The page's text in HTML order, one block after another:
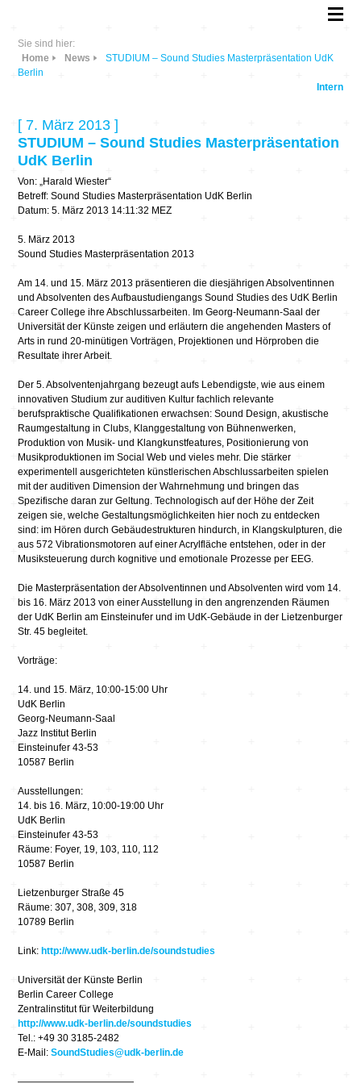
Sie sind hier:
Home
News
STUDIUM – Sound Studies Masterpräsentation UdK
Berlin
Intern
[ 7. März 2013 ]
STUDIUM – Sound Studies Masterpräsentation
UdK Berlin
Von: „Harald Wiester“
Betreff: Sound Studies Masterpräsentation UdK Berlin
Datum: 5. März 2013 14:11:32 MEZ
5. März 2013
Sound Studies Masterpräsentation 2013
Am 14. und 15. März 2013 präsentieren die diesjährigen Absolventinnen
und Absolventen des Aufbaustudiengangs Sound Studies des UdK Berlin
Career College ihre Abschlussarbeiten. Im Georg-Neumann-Saal der
Universität der Künste zeigen und erläutern die angehenden Masters of
Arts in rund 20-minütigen Vorträgen, Projektionen und Hörproben die
Resultate ihrer Arbeit.
Der 5. Absolventenjahrgang bezeugt aufs Lebendigste, wie aus einem
innovativen Studium zur auditiven Kultur fachlich relevante
berufspraktische Qualifikationen erwachsen: Sound Design, akustische
Raumgestaltung in Clubs, Klanggestaltung von Bühnenwerken,
Produktion von Musik- und Klangkunstfeatures, Positionierung von
Musikproduktionen im Social Web und vieles mehr. Die stärker
experimentell ausgerichteten künstlerischen Abschlussarbeiten spielen
mit der auditiven Dimension der Wahrnehmung und bringen das
Spezifische daran zur Geltung. Technologisch auf der Höhe der Zeit
zeigen sie, welche Gestaltungsmöglichkeiten hier noch zu entdecken
sind: im Hören durch Gebäudestrukturen hindurch, in Klangskulpturen, die
aus 572 Vibrationsmotoren auf einer Acrylfläche entstehen, oder in der
Musiksteuerung durch kognitive und emotionale Prozesse per EEG.
Die Masterpräsentation der Absolventinnen und Absolventen wird vom 14.
bis 16. März 2013 von einer Ausstellung in den angrenzenden Räumen
der UdK Berlin am Einsteinufer und im UdK-Gebäude in der Lietzenburger
Str. 45 begleitet.
Vorträge:
14. und 15. März, 10:00-15:00 Uhr
UdK Berlin
Georg-Neumann-Saal
Jazz Institut Berlin
Einsteinufer 43-53
10587 Berlin
Ausstellungen:
14. bis 16. März, 10:00-19:00 Uhr
UdK Berlin
Einsteinufer 43-53
Räume: Foyer, 19, 103, 110, 112
10587 Berlin
Lietzenburger Straße 45
Räume: 307, 308, 309, 318
10789 Berlin
Link: http://www.udk-berlin.de/soundstudies
Universität der Künste Berlin
Berlin Career College
Zentralinstitut für Weiterbildung
http://www.udk-berlin.de/soundstudies
Tel.: +49 30 3185-2482
E-Mail:SoundStudies@udk-berlin.de
————————————